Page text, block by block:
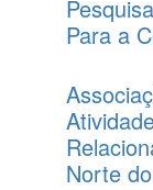
Para a
Norte